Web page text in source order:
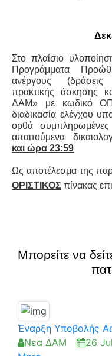
Στο πλαίσιο
Προγράμματα
ανέργους (δράσεις
πρακτικής άσκησης
ΔΑΜ» με κωδικό
διαδικασία ελέγχου
ορθά
απαιτούμενα
και ώρα 23:59
Ως αποτέλεσμα της
ΟΡΙΣΤΙΚΟΣ πίνακας
Μπορείτε να
Έναρξη Υποβολής
Νεα ΔΑΜ
26